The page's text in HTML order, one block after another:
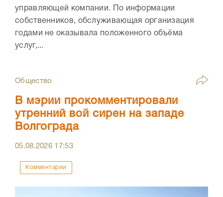
управляющей компании. По информации
собственников, обслуживающая организация
годами не оказывала положенного объёма
услуг,...
Общество
В мэрии прокомментировали
утренний вой сирен на западе
Волгограда
05.08.2026 17:53
Комментарии